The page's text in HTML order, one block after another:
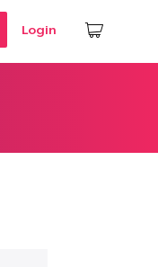
Login